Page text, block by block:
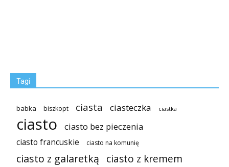
Tagi
babka biszkopt ciasta ciasteczka ciastka
ciasto ciasto bez pieczenia
ciasto francuskie ciasto na komunię
ciasto z galaretką ciasto z kremem